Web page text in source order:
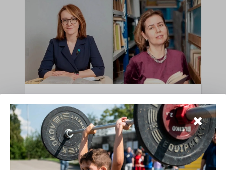
С любовью к истории,
литературе и детям
29.07.2026 0
Электросталь давно зарекомендовала себя
флагманом образования. В очередной раз этот статус
подтвердили наши педагоги.